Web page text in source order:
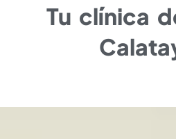
Tu clínica